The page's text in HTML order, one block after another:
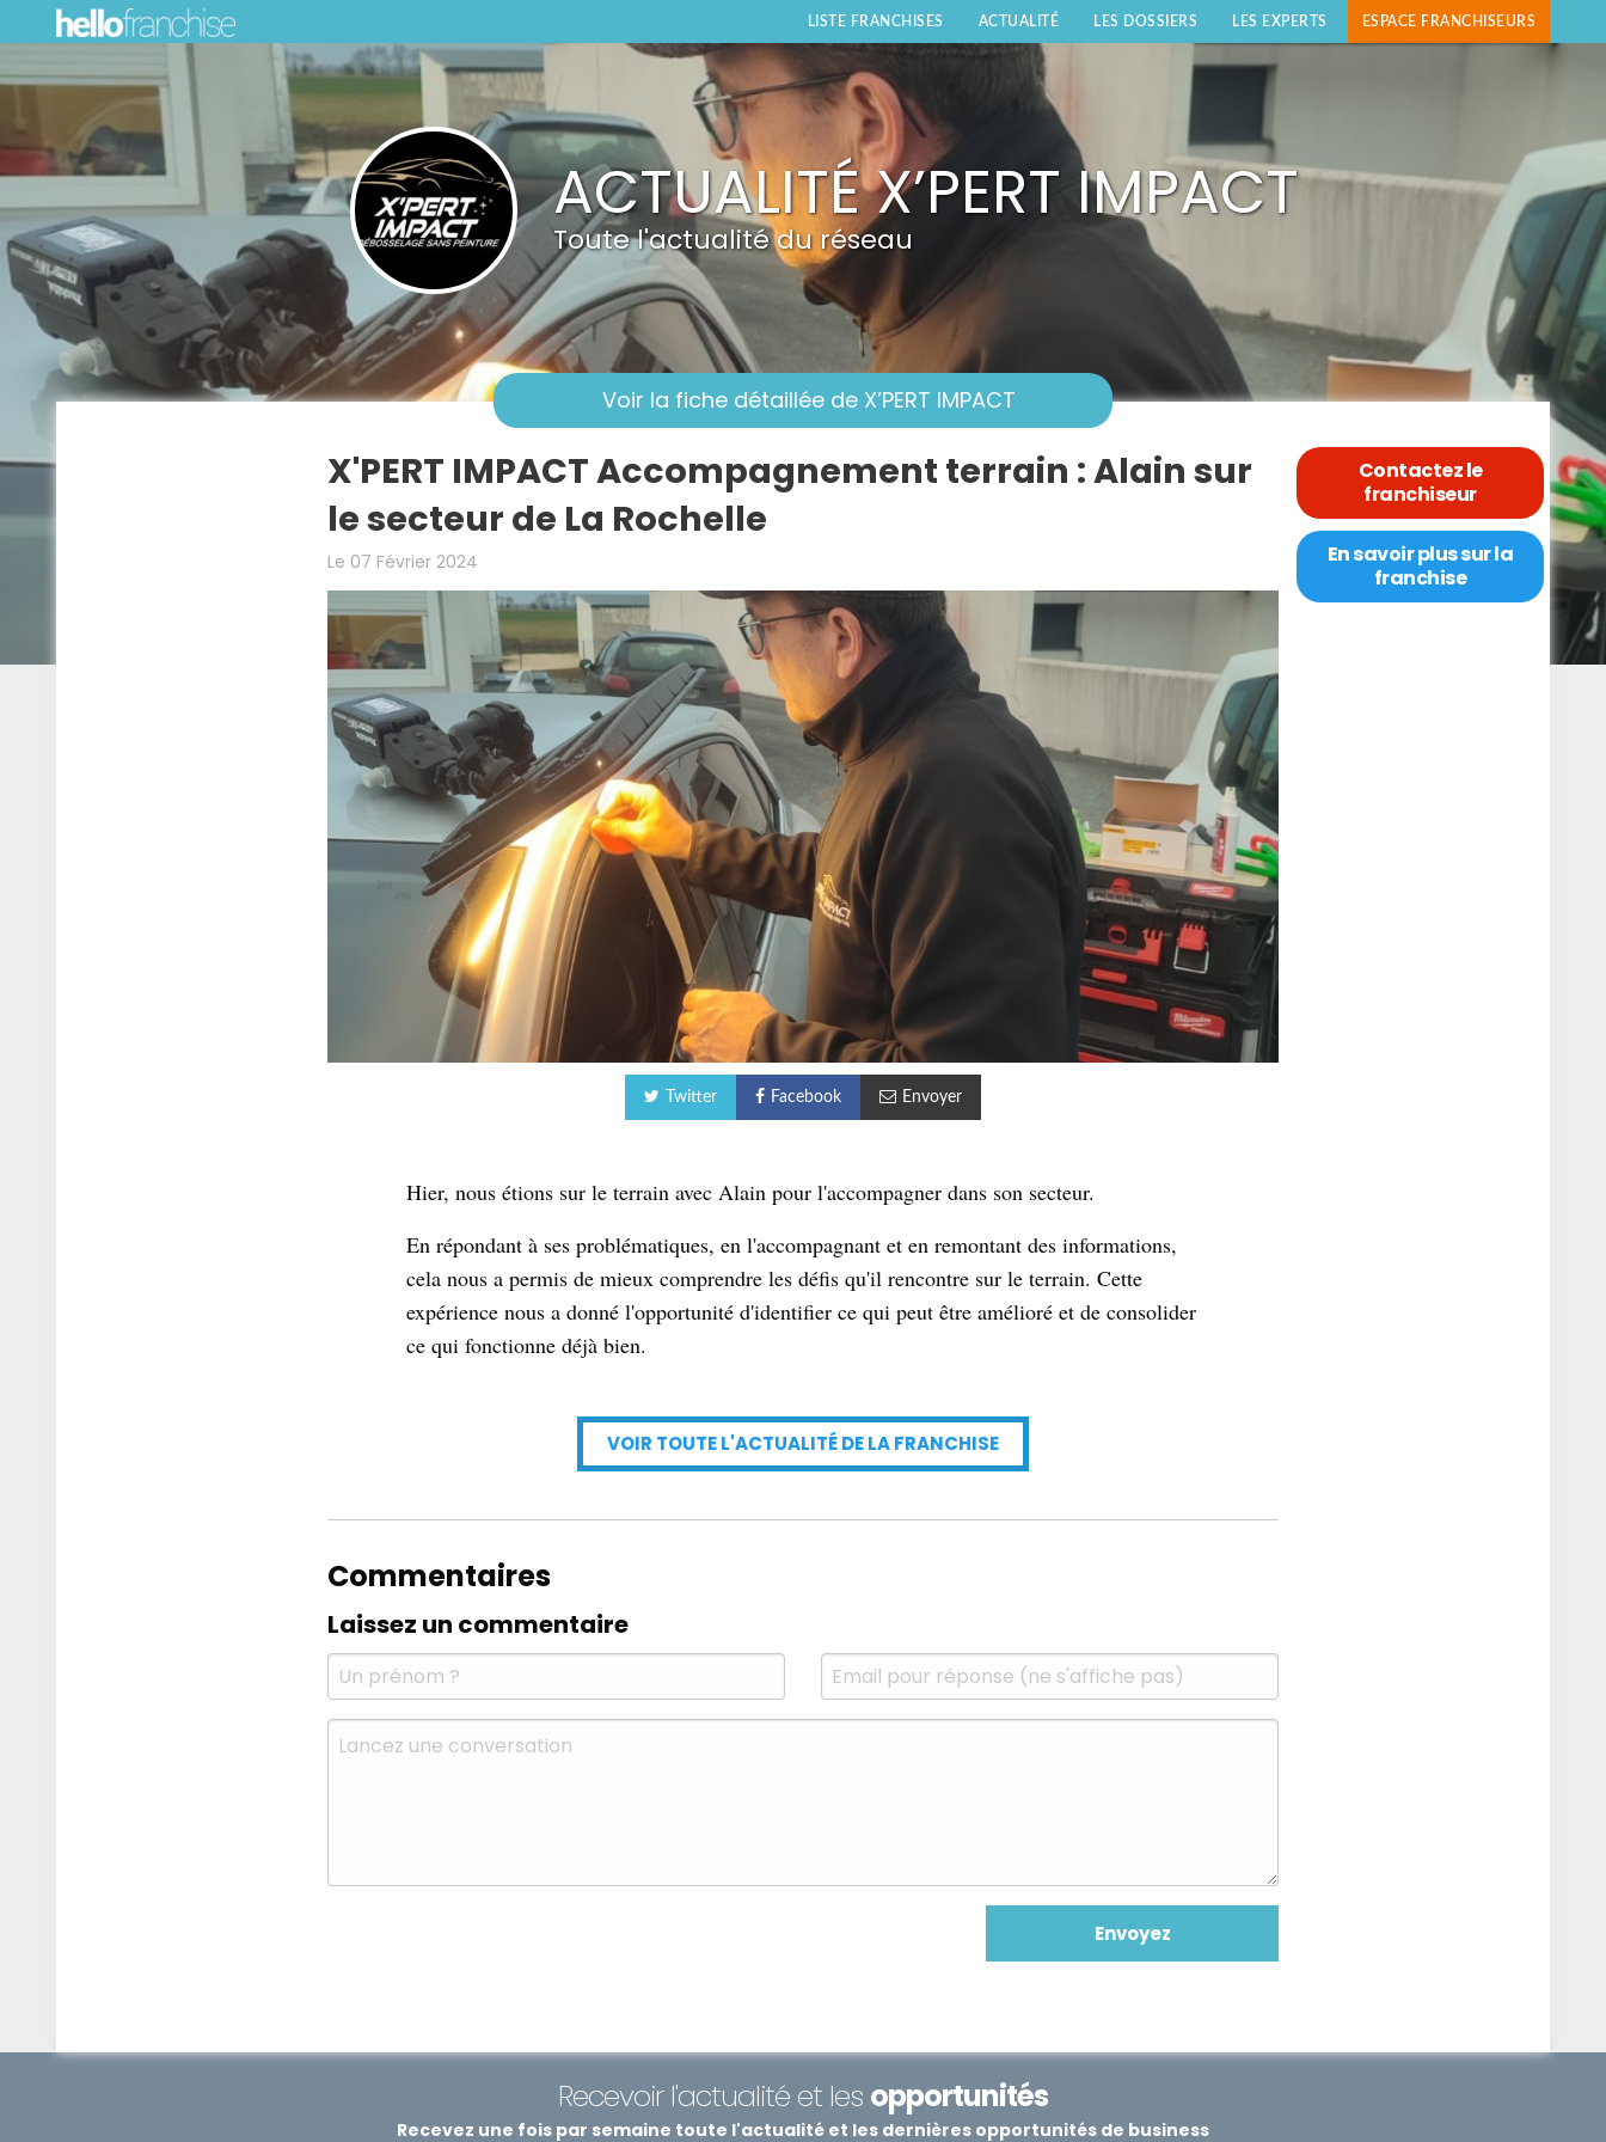
LISTE FRANCHISES ACTUALITÉ LES DOSSIERS LES EXPERTS ESPACE FRANCHISEURS
ACTUALITÉ X’PERT IMPACT
Toute l'actualité du réseau
Voir la fiche détaillée de X’PERT IMPACT
X'PERT IMPACT Accompagnement terrain : Alain sur
le secteur de La Rochelle
Le 07 Février 2024
Twitter Facebook Envoyer
Hier, nous étions sur le terrain avec Alain pour l'accompagner dans son secteur.
En répondant à ses problématiques, en l'accompagnant et en remontant des informations,
cela nous a permis de mieux comprendre les défis qu'il rencontre sur le terrain. Cette
expérience nous a donné l'opportunité d'identifier ce qui peut être amélioré et de consolider
ce qui fonctionne déjà bien.
VOIR TOUTE L'ACTUALITÉ DE LA FRANCHISE
Commentaires
Laissez un commentaire
Contactez le
franchiseur
En savoir plus sur la
franchise
Recevoir l'actualité et les opportunités
Recevez une fois par semaine toute l'actualité et les dernières opportunités de business